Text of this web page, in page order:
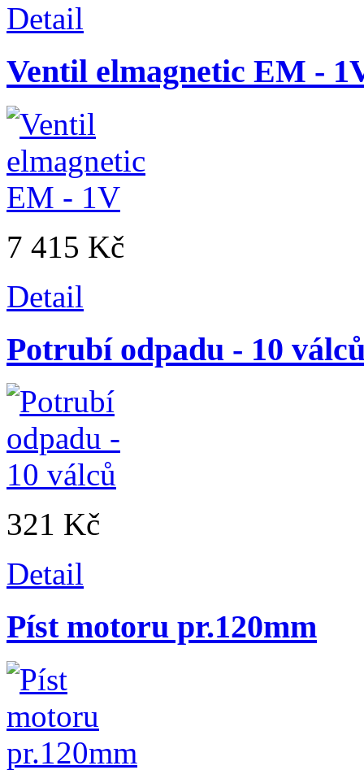
Detail
Ventil elmagnetic EM -
7 415 Kč
Detail
Potrubí odpadu - 10
321 Kč
Detail
Píst motoru pr.120mm